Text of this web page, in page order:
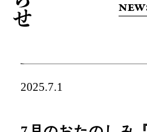
2025.7.1